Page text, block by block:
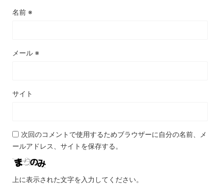
名前 ※
メール ※
サイト
次回のコメントで使用するためブラウザーに自分の名前、メ
ールアドレス、サイトを保存する。
上に表示された文字を入力してください。